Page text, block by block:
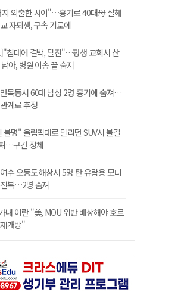
외출한 사이"…흉기로 40대母 살해
자퇴생, 구속 기로에
침대에 결박, 탈진"…평생 교회서 산
아, 병원 이송 끝 숨져
목동서 60대 남성 2명 흉기에 숨져…
계로 추정
불명" 올림픽대로 달리던 SUV서 불길
…구간 정체
수 오동도 해상서 5명 탄 유람용 모터
복…2명 숨져
내 이란 "美, MOU 위반 배상해야 호르
개방"